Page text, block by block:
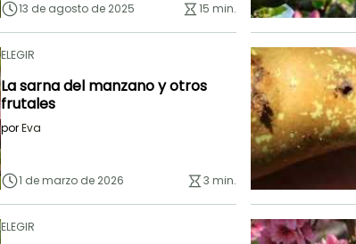
13 de agosto de 2025 15 min.
ELEGIR
La sarna del manzano y otros
frutales
porEva
1 de marzo de 2026 3 min.
ELEGIR